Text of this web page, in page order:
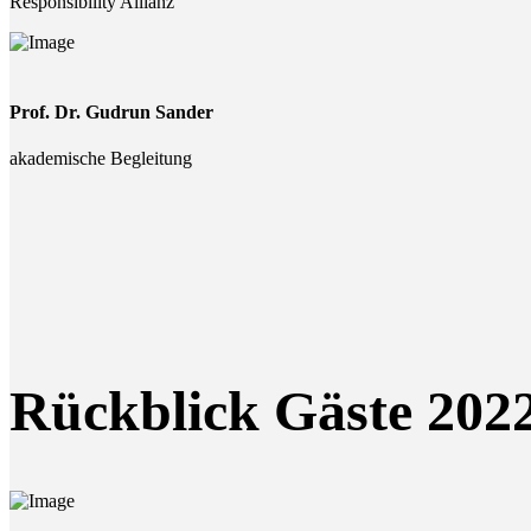
Prof. Dr. Gudrun Sander
akademische Begleitung
Rückblick Gäste